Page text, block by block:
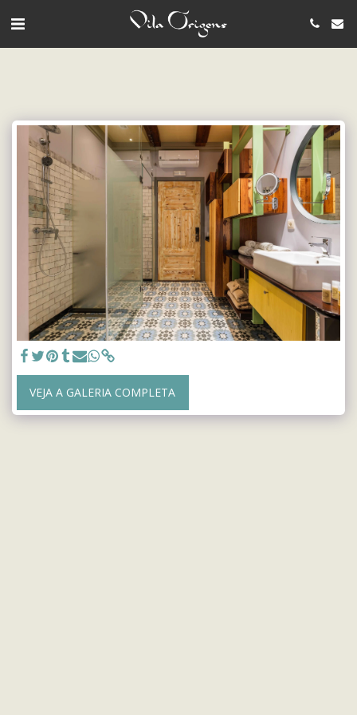
VEJA A GALERIA COMPLETA